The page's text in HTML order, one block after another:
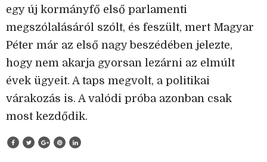
egy új kormányfő első parlamenti
megszólalásáról szólt, és feszült, mert Magyar
Péter már az első nagy beszédében jelezte,
hogy nem akarja gyorsan lezárni az elmúlt
évek ügyeit. A taps megvolt, a politikai
várakozás is. A valódi próba azonban csak
most kezdődik.